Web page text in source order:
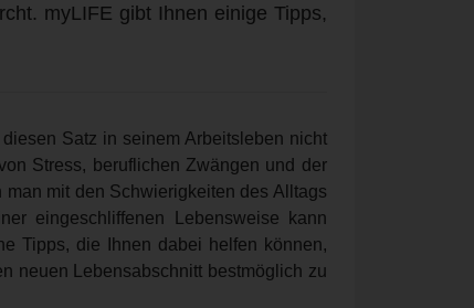
myLIFE gibt Ihnen einige Tipps,
Satz in seinem Arbeitsleben nicht
Stress, beruflichen Zwängen und der
mit den Schwierigkeiten des Alltags
eingeschliffenen Lebensweise kann
Tipps, die Ihnen dabei helfen können,
neuen Lebensabschnitt bestmöglich zu